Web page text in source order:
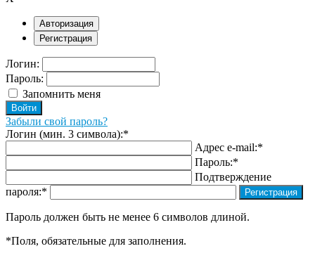
Авторизация
Регистрация
Логин:
Пароль:
Запомнить меня
Забыли свой пароль?
Логин (мин. 3 символа):*
Адрес e-mail:*
Пароль:*
Подтверждение
пароля:*
Пароль должен быть не менее 6 символов длиной.
*Поля, обязательные для заполнения.